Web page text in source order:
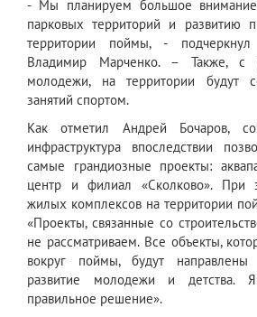
- Мы планируем большое внимание
парковых территорий и развитию
территории поймы, - подчеркнул
Владимир Марченко. – Также, с
молодежи, на территории будут
занятий спортом.
Как отметил Андрей Бочаров,
инфраструктура впоследствии
самые грандиозные проекты:
центр и филиал «Сколково». При
жилых комплексов на территории
«Проекты, связанные со
не рассматриваем. Все объекты,
вокруг поймы, будут направлены
развитие молодежи и детства.
правильное решение».